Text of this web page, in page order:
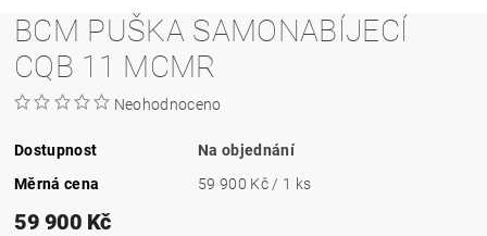
BCM PUŠKA SAMONABÍJECÍ
CQB 11 MCMR
Neohodnoceno
Dostupnost
Na objednání
Měrná cena
59 900 Kč / 1 ks
59 900 Kč